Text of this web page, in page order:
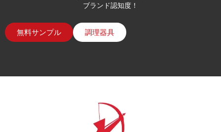
ブランド認知度！
無料サンプル 調理器具